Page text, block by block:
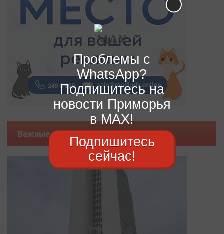
Важные новости
Проблемы с
WhatsApp?
Подпишитесь на
новости Приморья
в MAX!
Подпишитесь
сейчас!